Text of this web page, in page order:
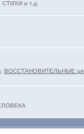
и т.д.
, ВОССТАНОВИТЕЛЬНЫЕ